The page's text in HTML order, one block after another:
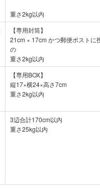
重さ2kg以内
【専用封筒】
21cm × 17cm かつ郵便ポストに
の
重さ2kg以内
【専用BOX】
縦17×横24×高さ7cm
重さ2kg以内
3辺合計170cm以内
重さ25kg以内